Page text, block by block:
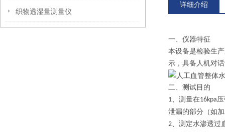
织物透湿量测量仪
详细介绍
一、 仪器特征
本设备是检验生
示，具备人机对
二、测试目的
1、测量在16kpa
泄漏的部分（如
2、测定水渗透过